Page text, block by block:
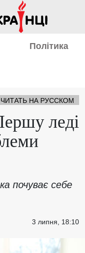
Політика
ЧИТАТЬ НА РУССКОМ
леді
почуває себе
3 липня, 18:10